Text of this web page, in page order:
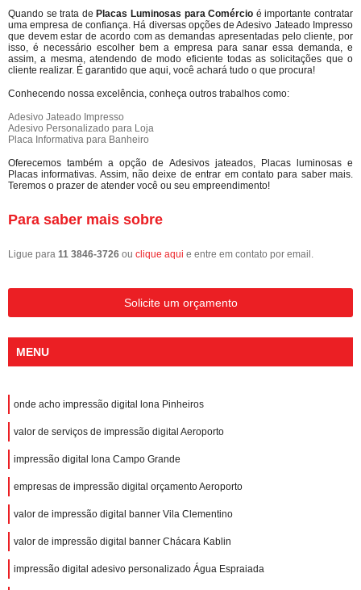
Quando se trata de Placas Luminosas para Comércio é importante contratar
uma empresa de confiança. Há diversas opções de Adesivo Jateado Impresso
que devem estar de acordo com as demandas apresentadas pelo cliente, por
isso, é necessário escolher bem a empresa para sanar essa demanda, e
assim, a mesma, atendendo de modo eficiente todas as solicitações que o
cliente realizar. É garantido que aqui, você achará tudo o que procura!
Conhecendo nossa excelência, conheça outros trabalhos como:
Adesivo Jateado Impresso
Adesivo Personalizado para Loja
Placa Informativa para Banheiro
Oferecemos também a opção de Adesivos jateados, Placas luminosas e
Placas informativas. Assim, não deixe de entrar em contato para saber mais.
Teremos o prazer de atender você ou seu empreendimento!
Para saber mais sobre
Ligue para 11 3846-3726 ou clique aqui e entre em contato por email.
Solicite um orçamento
MENU
onde acho impressão digital lona Pinheiros
valor de serviços de impressão digital Aeroporto
impressão digital lona Campo Grande
empresas de impressão digital orçamento Aeroporto
valor de impressão digital banner Vila Clementino
valor de impressão digital banner Chácara Kablin
impressão digital adesivo personalizado Água Espraiada